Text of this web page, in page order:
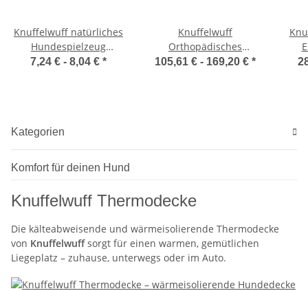
Knuffelwuff natürliches
Hundespielzeug
Wildleder Dummy
7,24 € - 8,04 € *
Knuffelwuff
Orthopädisches
Hundebett Chesapeake
105,61 € - 169,20 € *
Kategorien
Komfort für deinen Hund
Knuffelwuff Thermodecke
Die kälteabweisende und wärmeisolierende Thermodecke
von Knuffelwuffsorgt für einen warmen, gemütlichen
Liegeplatz – zuhause, unterwegs oder im Auto.